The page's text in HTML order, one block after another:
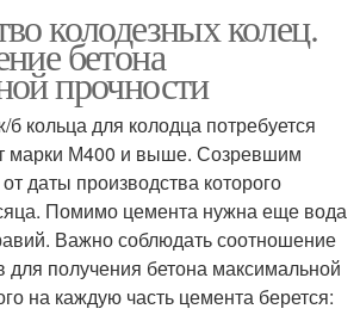
Кольца для углубления
Кольца для выгребной
ямы
колодезных колец.
бетона
прочности
кольца для колодца потребуется
марки М400 и выше. Созревшим
даты производства которого
Помимо цемента нужна еще вода
Важно соблюдать соотношение
для получения бетона максимальной
на каждую часть цемента берется: